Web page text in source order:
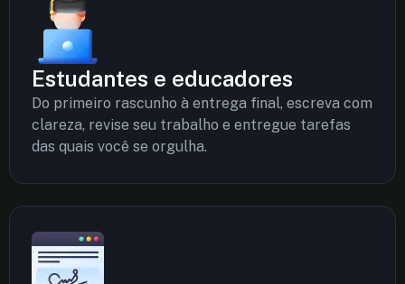
Estudantes e educadores
Do primeiro rascunho à entrega final, escreva com
clareza, revise seu trabalho e entregue tarefas
das quais você se orgulha.